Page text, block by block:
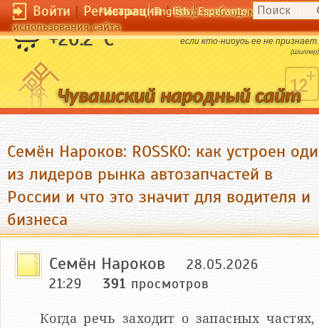
Войти|Регистрация|Вход необходим для
использования сайта
Чӑвашла English Esperanto
+20.2 °C
Истина ничуть не страдает от того,
если кто-нибудь еe не признаeт.
(Шиллер)
Семён Нароков: ROSSKO: как устроен
из лидеров рынка автозапчастей в
России и что это значит для водителя и
бизнеса
Семён Нароков
28.05.2026
21:29
391 просмотров
Когда речь заходит о запасных частях,